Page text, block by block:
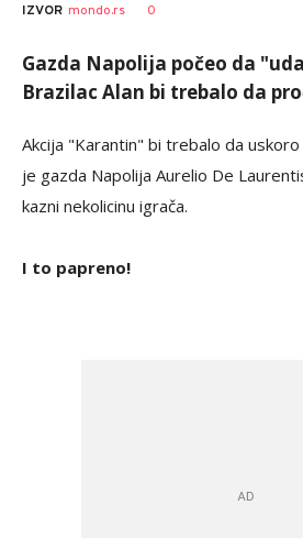
IZVOR mondo.rs 0
Gazda Napolija počeo da
Brazilac Alan bi trebalo da
Akcija "Karantin" bi trebalo da
je gazda Napolija Aurelio De
kazni nekolicinu igrača.
I to papreno!